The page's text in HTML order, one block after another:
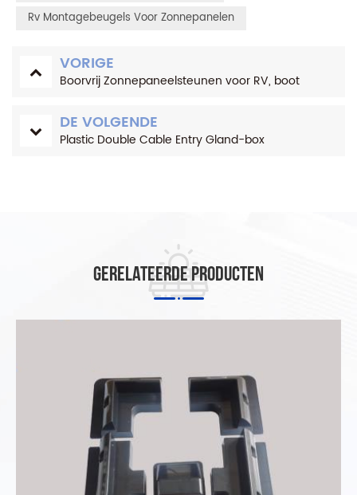
Rv Montagebeugels Voor Zonnepanelen
VORIGE
Boorvrij Zonnepaneelsteunen voor RV, boot
DE VOLGENDE
Plastic Double Cable Entry Gland-box
Gerelateerde producten